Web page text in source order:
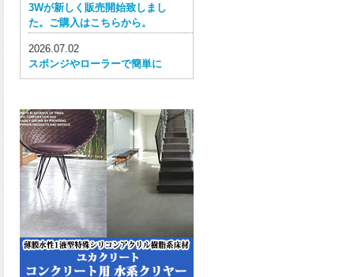
3Wが新しく販売開始致しまし
た。ご購入はこちらから。
2026.07.02
スポンジやローラーで簡単に
塗ってはがせる目かくし用水
イントが新しく販売開始致し
ました。ご購入はこちらか
ら。
2026.06.30
ウレタン特有の網目構造の反
応塗膜は、強靭で耐衝撃性、
耐擦り傷性、耐摩耗性に優れ
た機能を発揮、フローンフル
トップが新しく販売開始致し
ました。ご購入はこちらか
ら。